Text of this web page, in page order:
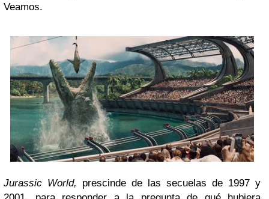
Veamos.
Jurassic World, prescinde de las secuelas de 1997 y